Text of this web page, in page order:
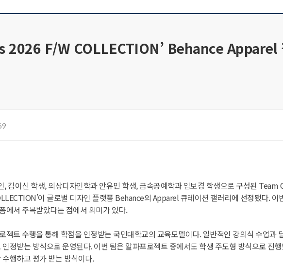
2026 F/W COLLECTION’ Behance Apparel
김이신 학생, 의상디자인학과 안유민 학생, 금속공예학과 임보경 학생으로 구성된
이 글로벌 디자인 플랫폼 Behance의 Apparel 큐레이션 갤러리에 선정됐다.
에서 주목받았다는 점에서 의미가 있다.
젝트 수행을 통해 학점을 인정받는 국민대학교의 교육모델이다. 일반적인 강의식 수업과
정받는 방식으로 운영된다. 이번 팀은 알파프로젝트 중에서도 학생 주도형 방식으로 진
행하고 평가 받는 방식이다.